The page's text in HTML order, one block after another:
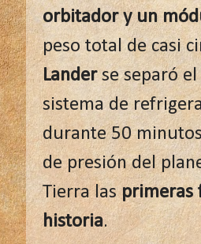
orbitador y un
peso total de casi
Landerse separó
sistema de
durante 50
de presión del
Tierra lasprimeras
historia.